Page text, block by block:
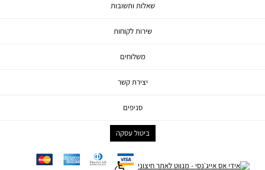
שאלות ותשובות
שירות לקוחות
משלוחים
יצירת קשר
סניפים
ביטול עסקה
visa
diners
ae
mc